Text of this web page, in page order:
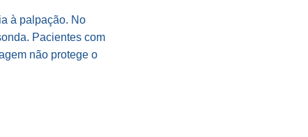
à palpação. No
Pacientes com
não protege o